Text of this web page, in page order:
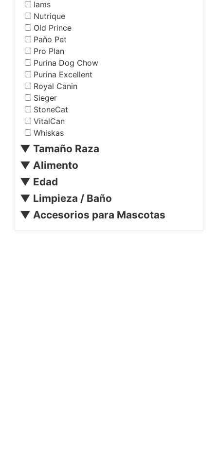
Iams
Nutrique
Old Prince
Paño Pet
Pro Plan
Purina Dog Chow
Purina Excellent
Royal Canin
Sieger
StoneCat
VitalCan
Whiskas
▼ Tamaño Raza
▼ Alimento
▼ Edad
▼ Limpieza / Baño
▼ Accesorios para Mascotas